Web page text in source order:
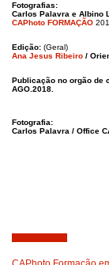
Fotografias:
Carlos Palavra e Albino
CAPhoto FORMAÇÃO
Edição: (Geral)
Ana Jesus Ribeiro /
Publicação no orgão de
AGO.2018.
Fotografia:
Carlos Palavra / Office